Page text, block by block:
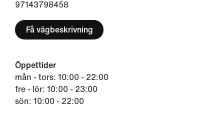
97143798458
Få vägbeskrivning
Öppettider
mån - tors: 10:00 - 22:00
fre - lör: 10:00 - 23:00
sön: 10:00 - 22:00